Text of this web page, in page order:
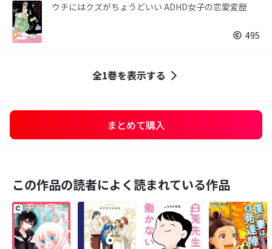
ウチにはクズがちょうどいい ADHD女子の恋愛変歴
495
全1巻を表示する
まとめて購入
この作品の読者によく読まれている作品